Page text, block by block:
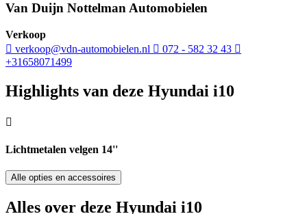
Van Duijn Nottelman Automobielen
Verkoop
verkoop@vdn-automobielen.nl
072 - 582 32 43
+31658071499
Highlights van deze Hyundai i10
Lichtmetalen velgen 14''
Alle opties en accessoires
Alles over deze Hyundai i10